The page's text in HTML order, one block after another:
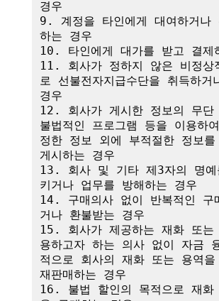
경우
9. 계정을 타인에게 대여하거나
하는 경우
10. 타인에게 대가를 받고 결제
11. 회사가 정하지 않은 비정상
로 선불전자지급수단을 취득하거
경우
12. 회사가 게시한 정보의 무단
불법적인 프로그램 등을 이용하
정한 정보 외에 부적절한 정보
게시하는 경우
13. 회사 및 기타 제3자의 명예
키거나 업무를 방해하는 경우
14. 구매의사 없이 반복적인 구
거나 환불받는 경우
15. 회사가 제공하는 재화 또는
용하고자 하는 의사 없이 자금
적으로 회사의 재화 또는 용역을
재판매하는 경우
16. 불법 할인의 목적으로 재화